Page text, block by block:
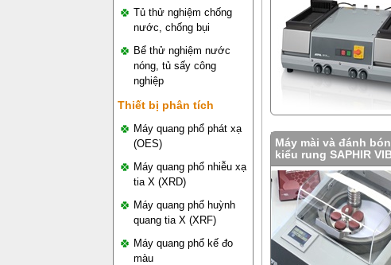
Tủ thử nghiệm chống
nước, chống bụi
Bể thử nghiệm nước
nóng, tủ sấy công
nghiệp
Thiết bị phân tích
Máy quang phổ phát xạ
(OES)
Máy quang phổ nhiễu xạ
tia X (XRD)
Máy quang phổ huỳnh
quang tia X (XRF)
Máy quang phổ kế đo
màu
Máy mài và đánh
kiểu rung SAPHIR